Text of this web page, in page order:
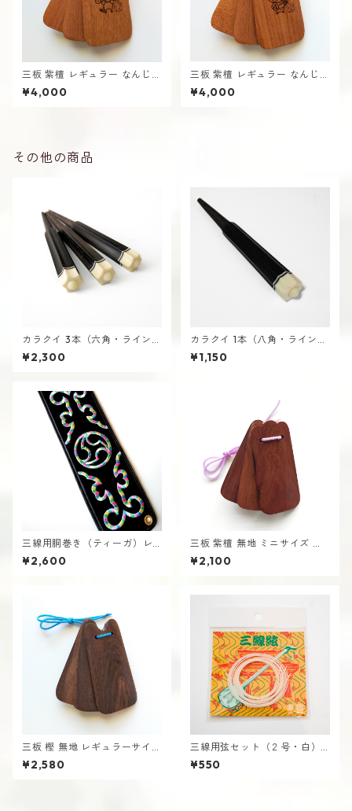
三板 紫檀 レギュラー なんじぃ
（シーサー）さんば 沖縄 南城
市
¥4,000
三板 紫檀 レギュラー なんじぃ
（さんしん）さんば 沖縄 南城
市
¥4,000
その他の商品
カラクイ 3本（六角・ライン
有・黒木） 三線用 からくい
¥2,300
カラクイ 1本（八角・ライン
有・黒木） 三線用 からくい さ
んしん
¥1,150
三線用胴巻き（ティーガ）レ
インボー刺繍 江戸紐付き さ
んしん
¥2,600
三板 紫檀 無地 ミニサイズ さ
んば 沖縄 エイサー
¥2,100
三板 樫 無地 レギュラーサイズ
さんば 沖縄 エイサー
¥2,580
三線用弦セット（２号・白）
絃 さんしん
¥550